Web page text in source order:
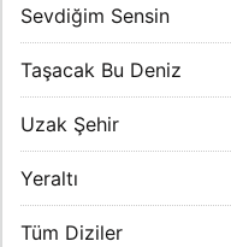
Sevdiğim Sensin
Taşacak Bu Deniz
Uzak Şehir
Yeraltı
Tüm Diziler